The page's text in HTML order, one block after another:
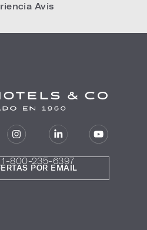
Avis
1-800-235-6397
POR EMAIL